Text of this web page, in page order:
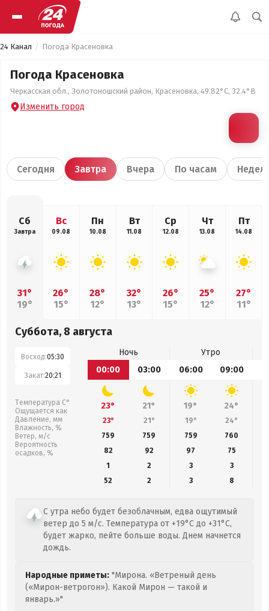
24 Канал Погода Красеновка
Погода Красеновка
Черкасская обл., Золотоношский район, Красеновка, 49.82°С, 32.4°В
Изменить город
Сегодня Завтра Вчера По часам
Сб
Завтра
31°
19°
Вс
09.08
26°
15°
Пн
10.08
28°
12°
Вт
11.08
32°
13°
Ср
12.08
26°
15°
Чт
13.08
25°
12°
Пт
14.08
27°
11°
Суббота, 8 августа
Восход:05:30
Закат:20:21
Температура С°
Ощущается как
Давление, мм
Влажность, %
Ветер, м/с
Вероятность
осадков, %
Ночь
Утро
00:00
03:00 06:00 09:00
23° 21° 19° 24°
23° 21° 19° 24°
759
759 759 760
82
92 97 75
1
2 3
3
52
2 3 8
С утра небо будет безоблачным, едва ощутимый
ветер до 5 м/с. Температура от +19°C до +31°C,
будет жарко, пейте больше воды. Днем начнется
дождь.
Народные приметы: "Мирона. «Ветреный день
(«Мирон-ветрогон»). Какой Мирон — такой и
январь.»"